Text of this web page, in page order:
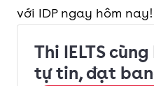
với IDP ngay hôm nay!
Thi IELTS
tự tin, đạt